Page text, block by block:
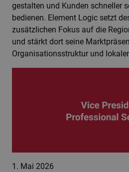
gestalten und Kunden schneller
bedienen. Element Logic setzt
zusätzlichen Fokus auf die
und stärkt dort seine
Organisationsstruktur und
1. Mai 2026